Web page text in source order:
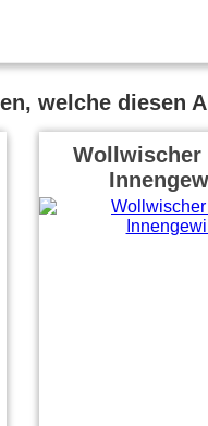
welche diesen
Wollwischer